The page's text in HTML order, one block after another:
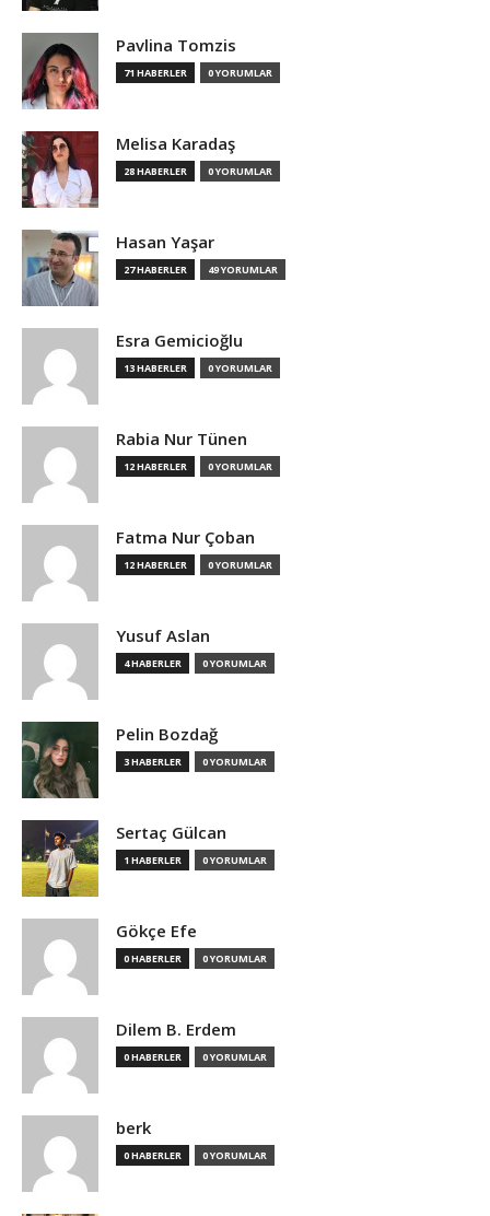
Pavlina Tomzis
71 HABERLER 0 YORUMLAR
Melisa Karadaş
28 HABERLER 0 YORUMLAR
Hasan Yaşar
27 HABERLER 49 YORUMLAR
Esra Gemicioğlu
13 HABERLER 0 YORUMLAR
Rabia Nur Tünen
12 HABERLER 0 YORUMLAR
Fatma Nur Çoban
12 HABERLER 0 YORUMLAR
Yusuf Aslan
4 HABERLER 0 YORUMLAR
Pelin Bozdağ
3 HABERLER 0 YORUMLAR
Sertaç Gülcan
1 HABERLER 0 YORUMLAR
Gökçe Efe
0 HABERLER 0 YORUMLAR
Dilem B. Erdem
0 HABERLER 0 YORUMLAR
berk
0 HABERLER 0 YORUMLAR